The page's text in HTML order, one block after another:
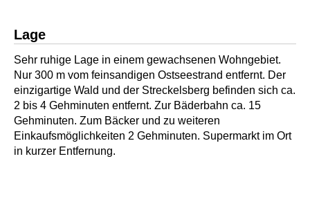
Lage
Sehr ruhige Lage in einem gewachsenen Wohngebiet.
Nur 300 m vom feinsandigen Ostseestrand entfernt. Der
einzigartige Wald und der Streckelsberg befinden sich ca.
2 bis 4 Gehminuten entfernt. Zur Bäderbahn ca. 15
Gehminuten. Zum Bäcker und zu weiteren
Einkaufsmöglichkeiten 2 Gehminuten. Supermarkt im Ort
in kurzer Entfernung.